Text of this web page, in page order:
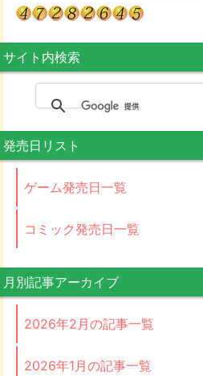
サイト内検索
発売日リスト
ゲーム発売日一覧
コミック発売日一覧
月別記事アーカイブ
2026年2月の記事一覧
2026年1月の記事一覧